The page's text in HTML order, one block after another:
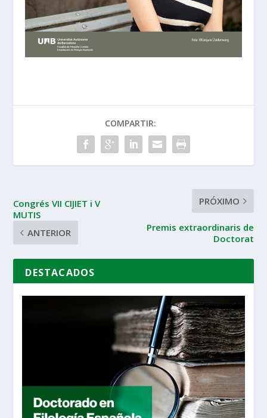
COMPARTIR:
Congrés VII CIJIET i V
MUTIS
ANTERIOR
PRÓXIMO
Premis extraordinaris de
Doctorat
DESTACADOS